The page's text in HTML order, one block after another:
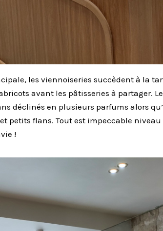
les viennoiseries succèdent à la
avant les pâtisseries à partager.
déclinés en plusieurs parfums alors
petits flans. Tout est impeccable
!